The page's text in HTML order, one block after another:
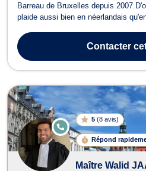
Barreau de Bruxelles depuis
plaide aussi bien en néerlandais
routière, en droit des étrangers et en
Maî...
Contacter
5 (8 avis)
Répond
E
N
LI
G
N
E
Maître Walid